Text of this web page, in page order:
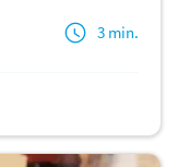
3 min.